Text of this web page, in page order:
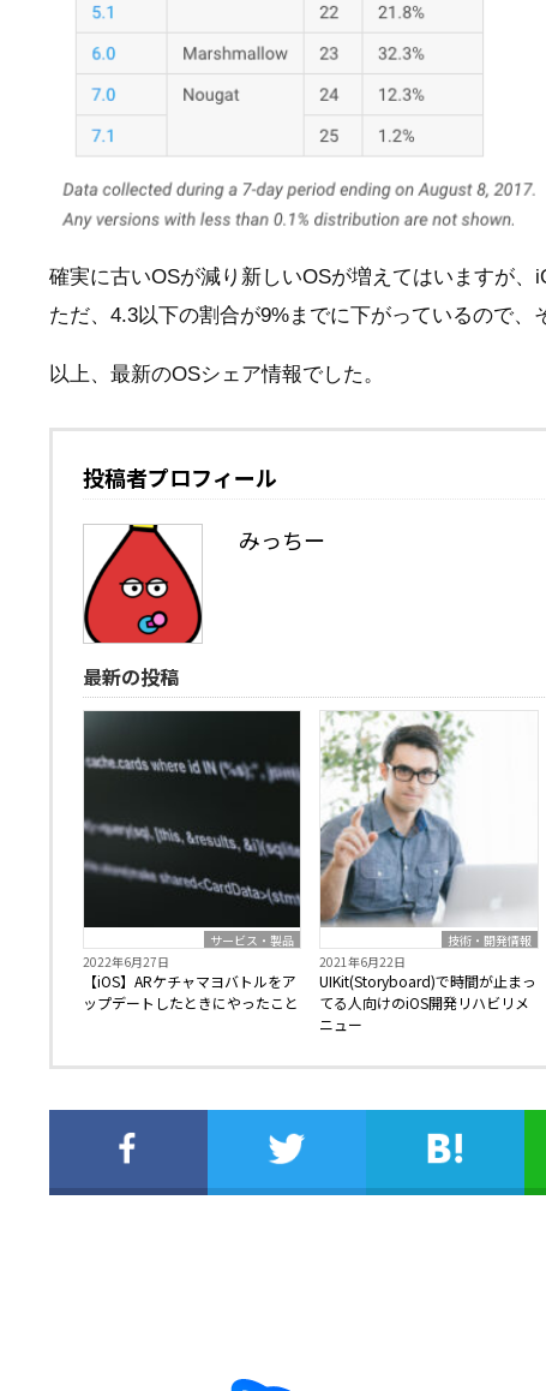
確実に古いOSが減り新しいOSが増えてはいますが、
ただ、4.3以下の割合が9%までに下がっているので、
以上、最新のOSシェア情報でした。
投稿者プロフィール
みっちー
最新の投稿
サービス・製品
2022年6月27日
【iOS】ARケチャマヨバトルをア
ップデートしたときにやったこと
技術・開発情報
2021年6月22日
UIKit(Storyboard)で時間が止まっ
てる人向けのiOS開発リハビリメ
ニュー